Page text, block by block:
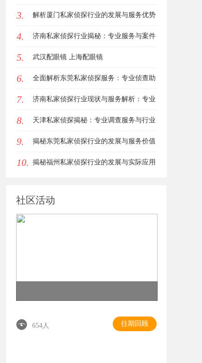
安心守护
3. 解析厦门私家侦探行业的发展与服务优势
全面指南
4. 济南私家侦探行业揭秘：专业服务与案件
解析全方位指南
5. 武汉配眼镜 上海配眼镜
6. 全面解析东莞私家侦探服务：专业侦查助
您解决各种疑难问题
7. 济南私家侦探行业现状与服务解析：专业
调查助您安心
8. 天津私家侦探揭秘：专业调查服务与行业
现状详细解析
9. 揭秘东莞私家侦探行业的发展与服务价值
10. 揭秘福州私家侦探行业的发展与实际应用
社区活动
654人 往期回顾